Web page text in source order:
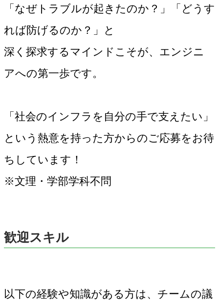
「なぜトラブルが起きたのか？」「どうす
れば防げるのか？」と
深く探求するマインドこそが、エンジニ
アへの第一歩です。
「社会のインフラを自分の手で支えたい」
という熱意を持った方からのご応募をお待
ちしています！
※文理・学部学科不問
歓迎スキル
以下の経験や知識がある方は、チームの議